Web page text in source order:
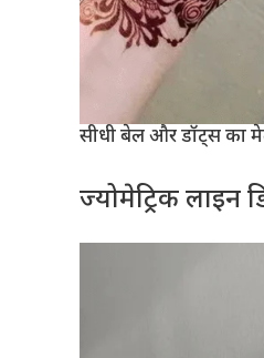
सीधी बेल और डॉट्स का
ज्योमेट्रिक लाइन